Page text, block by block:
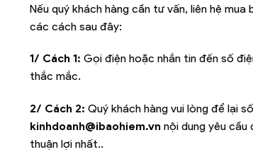
Nếu quý khách hàng cần tư vấn, liên hệ
các cách sau đây:
1/ Cách 1: Gọi điện hoặc nhắn tin đến số
thắc mắc.
2/ Cách 2: Quý khách hàng vui lòng để lại
kinhdoanh@ibaohiem.vn nội dung yêu
thuận lợi nhất..